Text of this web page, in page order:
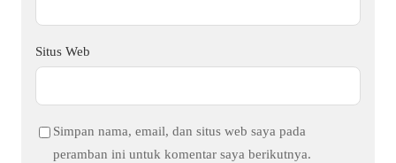
Situs Web
Simpan nama, email, dan situs web saya pada
peramban ini untuk komentar saya berikutnya.